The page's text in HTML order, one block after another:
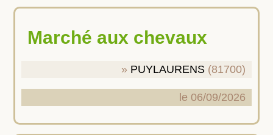
Marché aux chevaux
PUYLAURENS (81700)
le 06/09/2026